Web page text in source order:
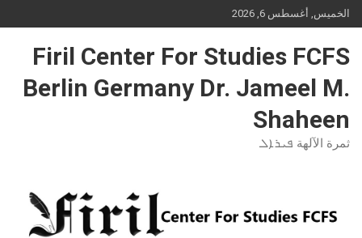
Skip
to
الخميس, أغسطس 6, 2026
Firil Center For Studies FCFS
Berlin Germany Dr. Jameel M.
Shaheen
ثمرة الآلهة ܦܝܪܐܠ